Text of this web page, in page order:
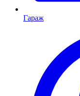
Гараж